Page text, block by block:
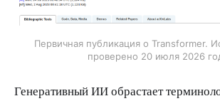
Первичная публикация о Transformer.
проверено 20 июля 2026
Генеративный ИИ обрастает